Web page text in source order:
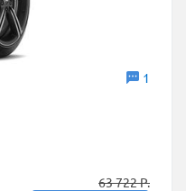
1
63 722 Р.